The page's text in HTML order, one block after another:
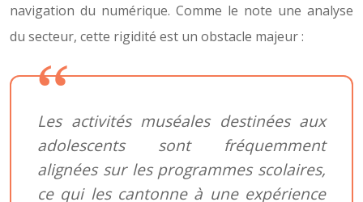
navigation du numérique. Comme le note une analyse
du secteur, cette rigidité est un obstacle majeur :
Les activités muséales destinées aux
adolescents sont fréquemment
alignées sur les programmes scolaires,
ce qui les cantonne à une expérience